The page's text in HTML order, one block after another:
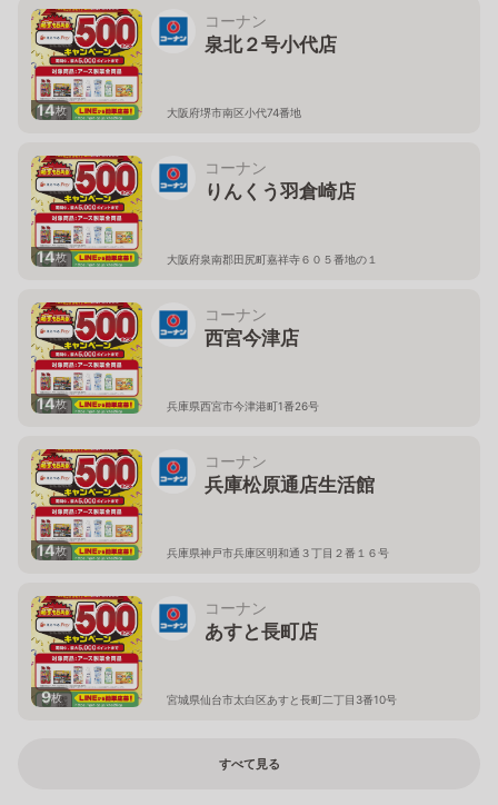
14枚
コーナン
泉北２号小代店
大阪府堺市南区小代74番地
14枚
コーナン
りんくう羽倉崎店
大阪府泉南郡田尻町嘉祥寺６０５番地の１
14枚
コーナン
西宮今津店
兵庫県西宮市今津港町1番26号
14枚
コーナン
兵庫松原通店生活館
兵庫県神戸市兵庫区明和通３丁目２番１６号
9枚
コーナン
あすと長町店
宮城県仙台市太白区あすと長町二丁目3番10号
すべて見る